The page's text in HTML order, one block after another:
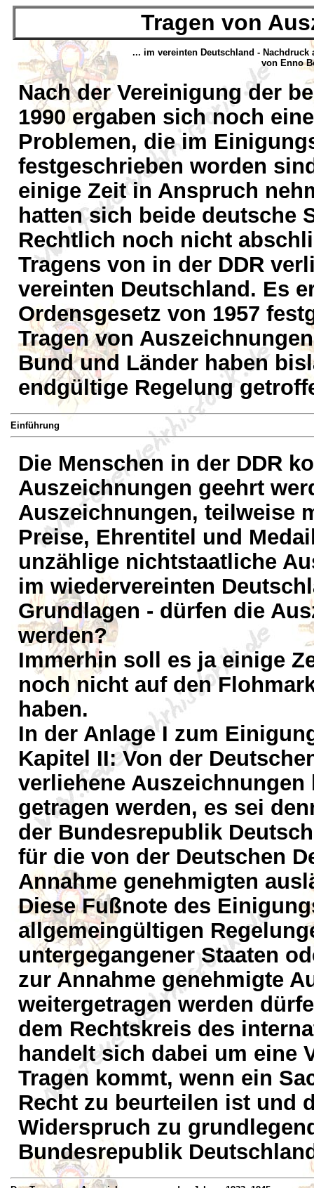
Tragen von
... im vereinten Deutschland - Nachdruck
von Enno
Nach der Vereinigung der
1990 ergaben sich noch
Problemen, die im
festgeschrieben worden
einige Zeit in Anspruch
hatten sich beide deutsche
Rechtlich noch nicht
Tragens von in der DDR
vereinten Deutschland. Es
Ordensgesetz von 1957
Tragen von
Bund und Länder haben
endgültige Regelung
Einführung
Die Menschen in der DDR
Auszeichnungen geehrt
Auszeichnungen, teilweise
Preise, Ehrentitel und
unzählige nichtstaatliche
im wiedervereinten
Grundlagen - dürfen die
werden?
Immerhin soll es ja einige
noch nicht auf den
haben.
In der Anlage I zum
Kapitel II: Von der
verliehene
getragen werden, es sei
der Bundesrepublik
für die von der Deutschen
Annahme genehmigten
Diese Fußnote des
allgemeingültigen
untergegangener Staaten
zur Annahme genehmigte
weitergetragen werden
dem Rechtskreis des
handelt sich dabei um eine
Tragen kommt, wenn ein
Recht zu beurteilen ist und
Widerspruch zu
Bundesrepublik